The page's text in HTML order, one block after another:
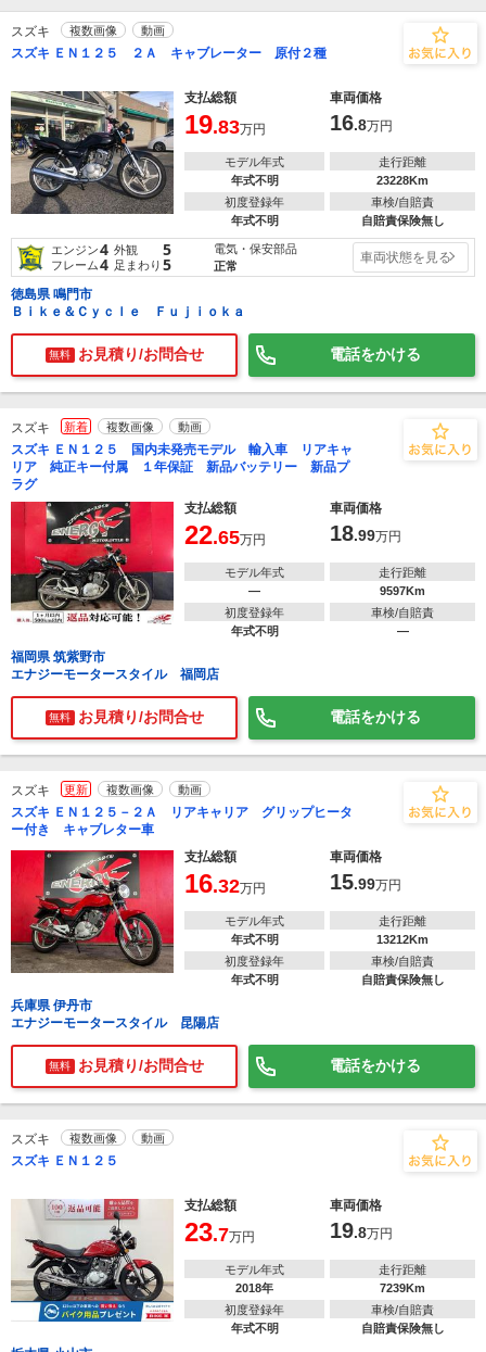
スズキ 複数画像 動画
スズキ ＥＮ１２５ ２Ａ キャブレーター 原付２種
支払総額 車両価格
19.83万円 16.8万円
モデル年式
年式不明
走行距離
23228Km
初度登録年
年式不明
車検/自賠責
自賠責保険無し
エンジン4 外観 5
フレーム4 足まわり 5
電気・保安部品
正常
車両状態を見る
徳島県 鳴門市
Ｂｉｋｅ＆Ｃｙｃｌｅ Ｆｕｊｉｏｋａ
無料 お見積り/お問合せ 電話をかける
スズキ 新着 複数画像 動画
スズキ ＥＮ１２５ 国内未発売モデル 輸入車 リアキャ
リア 純正キー付属 １年保証 新品バッテリー 新品プ
ラグ
支払総額
車両価格
22.65万円 18.99万円
モデル年式
―
走行距離
9597Km
初度登録年
年式不明
車検/自賠責
―
福岡県 筑紫野市
エナジーモータースタイル 福岡店
無料 お見積り/お問合せ 電話をかける
スズキ 更新 複数画像 動画
スズキ ＥＮ１２５－２Ａ リアキャリア グリップヒータ
ー付き キャブレター車
支払総額
車両価格
16.32万円 15.99万円
モデル年式
年式不明
走行距離
13212Km
初度登録年
年式不明
車検/自賠責
自賠責保険無し
兵庫県 伊丹市
エナジーモータースタイル 昆陽店
無料 お見積り/お問合せ 電話をかける
スズキ 複数画像 動画
スズキ ＥＮ１２５
支払総額 車両価格
23.7万円 19.8万円
モデル年式
2018年
走行距離
7239Km
初度登録年
年式不明
車検/自賠責
自賠責保険無し